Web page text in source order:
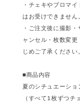
・チェキやブロマ
はお受けできません。
・ご注文後に撮影
ャンセル・枚数変
じめご了承ください。
■商品内容
夏のシチュエーシ
（すべて1枚ずつチ